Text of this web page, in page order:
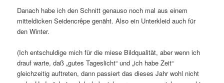
Danach habe ich den Schnitt genauso noch mal aus einem
mitteldicken Seidencrêpe genäht. Also ein Unterkleid auch für
den Winter.
(Ich entschuldige mich für die miese Bildqualität, aber wenn ich
drauf warte, daß „gutes Tageslicht“ und „ich habe Zeit“
gleichzeitig auftreten, dann passiert das dieses Jahr wohl nicht